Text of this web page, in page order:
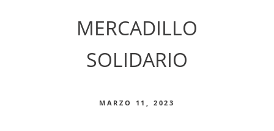
MERCADILLO
SOLIDARIO
MARZO 11, 2023